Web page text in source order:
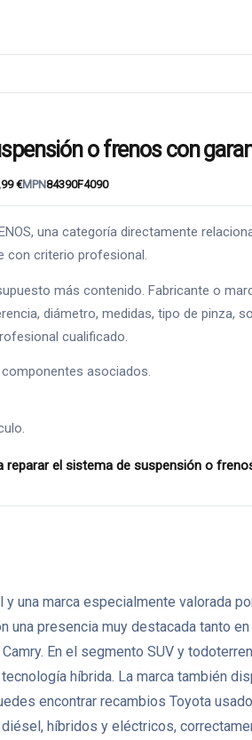
o frenos con
€MPN84390F4090
una categoría directamente
con criterio profesional.
más contenido. Fabricante o
diámetro, medidas, tipo de pinza,
cualificado.
asociados.
reparar el sistema de suspensión o
una marca especialmente valorada
presencia muy destacada tanto
En el segmento SUV y
híbrida. La marca también
encontrar recambios Toyota
híbridos y eléctricos,